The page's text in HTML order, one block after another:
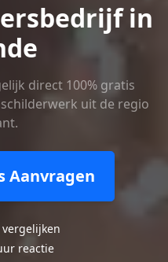
in
direct 100% gratis
uit de regio
Aanvragen
reactie